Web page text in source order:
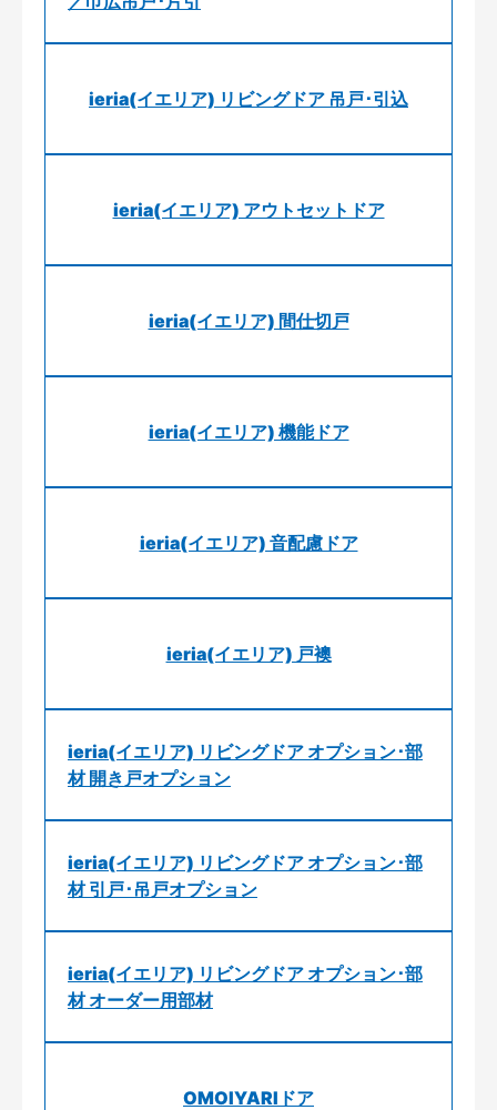
ieria(イエリア) リビングドア 吊戸･引込
ieria(イエリア) アウトセットドア
ieria(イエリア) 間仕切戸
ieria(イエリア) 機能ドア
ieria(イエリア) 音配慮ドア
ieria(イエリア) 戸襖
ieria(イエリア) リビングドア オプション･部
材 開き戸オプション
ieria(イエリア) リビングドア オプション･部
材 引戸･吊戸オプション
ieria(イエリア) リビングドア オプション･部
材 オーダー用部材
OMOIYARIドア